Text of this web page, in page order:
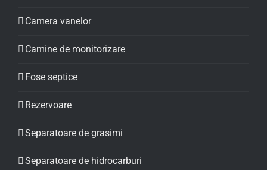
Camera vanelor
Camine de monitorizare
Fose septice
Rezervoare
Separatoare de grasimi
Separatoare de hidrocarburi